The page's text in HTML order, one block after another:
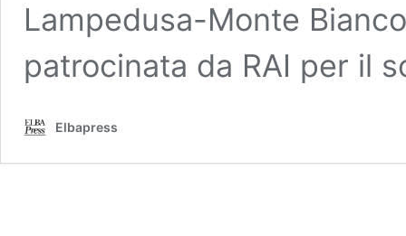
Lampedusa-Monte
patrocinata da RAI per il
Elbapress